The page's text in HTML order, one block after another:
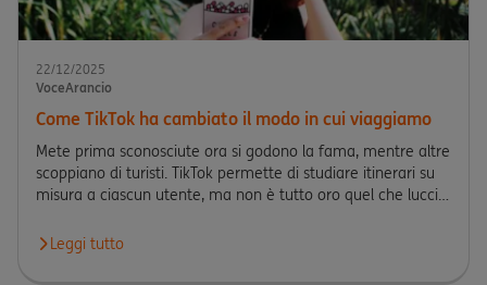
22/12/2025
VoceArancio
Come TikTok ha cambiato il modo in cui viaggiamo
Mete prima sconosciute ora si godono la fama, mentre altre
scoppiano di turisti. TikTok permette di studiare itinerari su
misura a ciascun utente, ma non è tutto oro quel che lucci…
Leggi tutto
Leggi l'articolo Come TikTok ha cambiato il modo in cui